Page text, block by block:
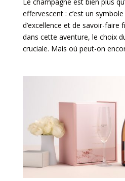
effervescent : c’est un
d’excellence et de savoir-faire
dans cette aventure, le choix
cruciale. Mais où peut-on